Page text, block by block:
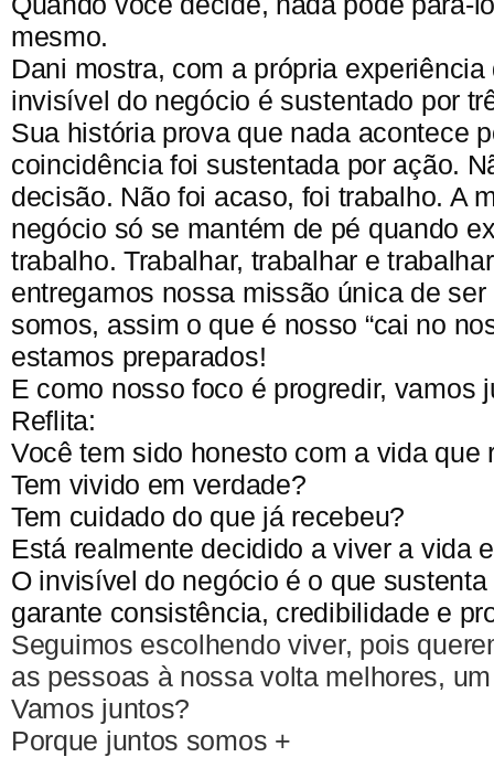
mesmo.
Dani mostra, com a própria
invisível do negócio é sustentado por
Sua história prova que nada acontece
coincidência foi sustentada por ação.
decisão. Não foi acaso, foi trabalho. A
negócio só se mantém de pé quando
trabalho. Trabalhar, trabalhar e
entregamos nossa missão única de
somos, assim o que é nosso “cai no
estamos preparados!
E como nosso foco é progredir, vamos
Reflita:
Você tem sido honesto com a vida que
Tem vivido em verdade?
Tem cuidado do que já recebeu?
Está realmente decidido a viver a vida
O invisível do negócio é o que
garante consistência, credibilidade e
Seguimos escolhendo viver, pois
as pessoas à nossa volta melhores,
Vamos juntos?
Porque juntos somos +